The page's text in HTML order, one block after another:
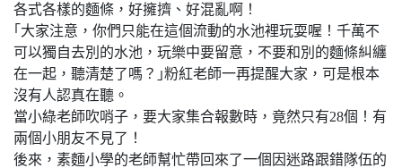
各式各樣的麵條，好擁擠、好混亂啊！
｢大家注意，你們只能在這個流動的水池裡玩耍喔！千萬不
可以獨自去別的水池，玩樂中要留意，不要和別的麵條糾纏
在一起，聽清楚了嗎？｣粉紅老師一再提醒大家，可是根本
沒有人認真在聽。
當小綠老師吹哨子，要大家集合報數時，竟然只有28個！有
兩個小朋友不見了！
後來，素麵小學的老師幫忙帶回來了一個因迷路跟錯隊伍的